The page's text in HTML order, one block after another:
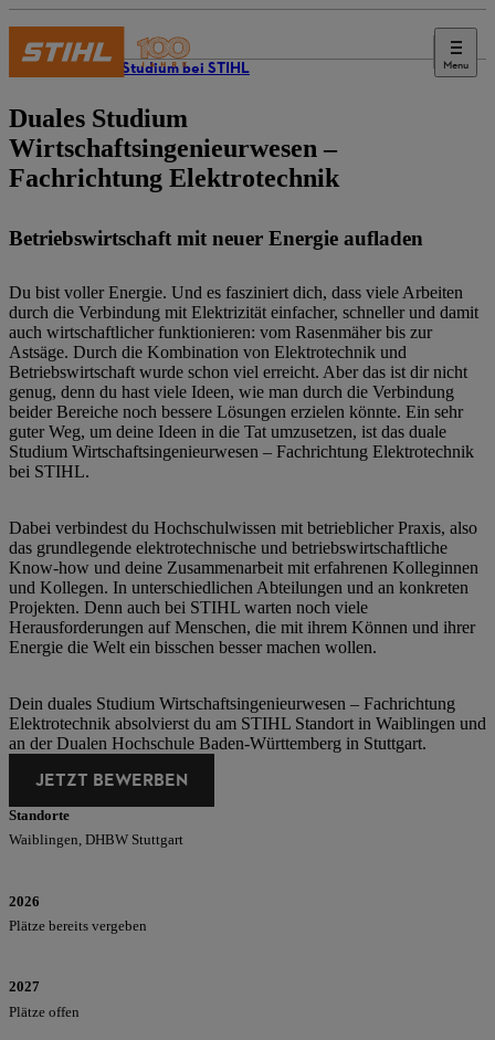
Menu
Duales Studium bei STIHL
Duales Studium
Wirtschaftsingenieurwesen –
Fachrichtung Elektrotechnik
Betriebswirtschaft mit neuer Energie aufladen
Du bist voller Energie. Und es fasziniert dich, dass viele Arbeiten
durch die Verbindung mit Elektrizität einfacher, schneller und damit
auch wirtschaftlicher funktionieren: vom Rasenmäher bis zur
Astsäge. Durch die Kombination von Elektrotechnik und
Betriebswirtschaft wurde schon viel erreicht. Aber das ist dir nicht
genug, denn du hast viele Ideen, wie man durch die Verbindung
beider Bereiche noch bessere Lösungen erzielen könnte. Ein sehr
guter Weg, um deine Ideen in die Tat umzusetzen, ist das duale
Studium Wirtschaftsingenieurwesen – Fachrichtung Elektrotechnik
bei STIHL.
Dabei verbindest du Hochschulwissen mit betrieblicher Praxis, also
das grundlegende elektrotechnische und betriebswirtschaftliche
Know-how und deine Zusammenarbeit mit erfahrenen Kolleginnen
und Kollegen. In unterschiedlichen Abteilungen und an konkreten
Projekten. Denn auch bei STIHL warten noch viele
Herausforderungen auf Menschen, die mit ihrem Können und ihrer
Energie die Welt ein bisschen besser machen wollen.
Dein duales Studium Wirtschaftsingenieurwesen – Fachrichtung
Elektrotechnik absolvierst du am STIHL Standort in Waiblingen und
an der Dualen Hochschule Baden-Württemberg in Stuttgart.
JETZT BEWERBEN
Standorte
Waiblingen, DHBW Stuttgart
2026
Plätze bereits vergeben
2027
Plätze offen